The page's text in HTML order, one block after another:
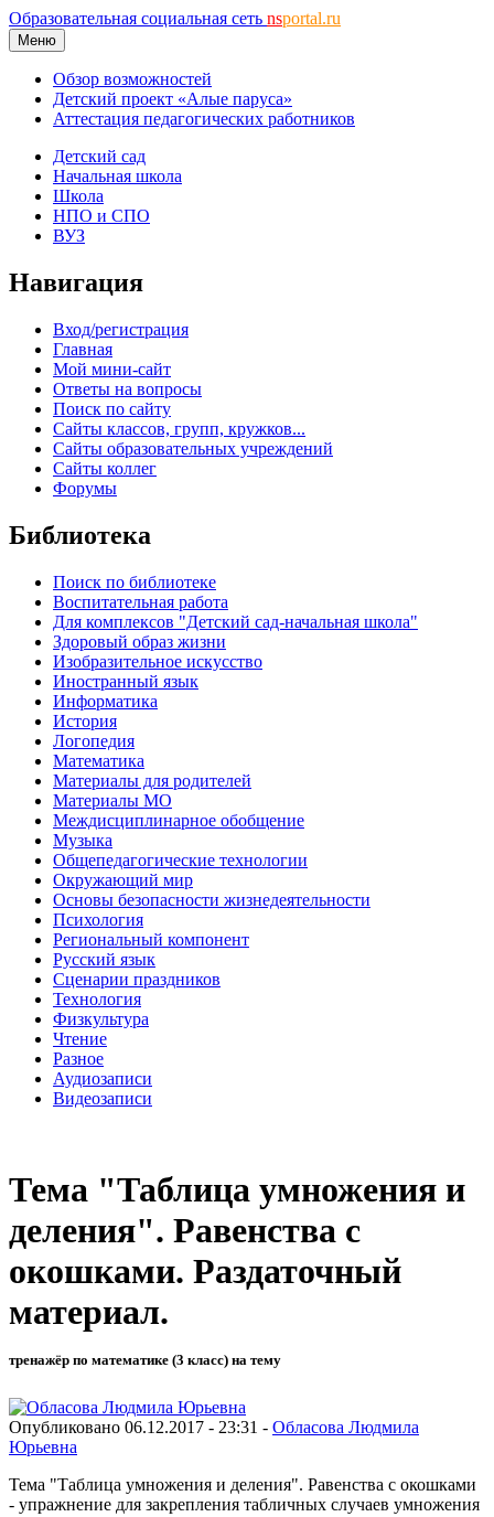
Образовательная социальная сеть nsportal.ru
Меню
Обзор возможностей
Детский проект «Алые паруса»
Аттестация педагогических работников
Детский сад
Начальная школа
Школа
НПО и СПО
ВУЗ
Навигация
Вход/регистрация
Главная
Мой мини-сайт
Ответы на вопросы
Поиск по сайту
Сайты классов, групп, кружков...
Сайты образовательных учреждений
Сайты коллег
Форумы
Библиотека
Поиск по библиотеке
Воспитательная работа
Для комплексов "Детский сад-начальная школа"
Здоровый образ жизни
Изобразительное искусство
Иностранный язык
Информатика
История
Логопедия
Математика
Материалы для родителей
Материалы МО
Междисциплинарное обобщение
Музыка
Общепедагогические технологии
Окружающий мир
Основы безопасности жизнедеятельности
Психология
Региональный компонент
Русский язык
Сценарии праздников
Технология
Физкультура
Чтение
Разное
Аудиозаписи
Видеозаписи
Тема "Таблица умножения и
деления". Равенства с
окошками. Раздаточный
материал.
тренажёр по математике (3 класс) на тему
Опубликовано 06.12.2017 - 23:31 - Обласова Людмила
Юрьевна
Тема "Таблица умножения и деления". Равенства с окошками
- упражнение для закрепления табличных случаев умножения